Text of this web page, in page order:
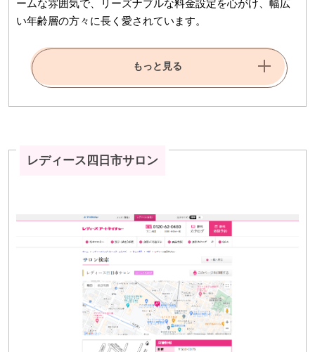
ームな雰囲気で、リーズナブルな料金設定を心がけ、幅広
い年齢層の方々に長く愛されています。
もっと見る
レディース四日市サロン